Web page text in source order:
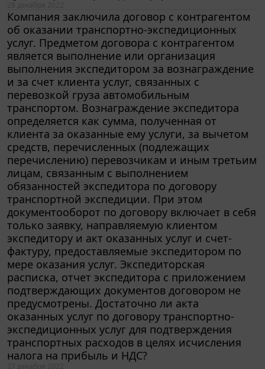
об оказании транспортно-экспедиционных
услуг. Предметом договора с контрагентом
является выполнение или организация
выполнения экспедитором за вознаграждение
и за счет клиента услуг, связанных с
перевозкой груза автомобильным
транспортом. Вознаграждение экспедитора
определяется как сумма, полученная от
клиента за оказанные ему услуги, за вычетом
средств, перечисленных (подлежащих
перечислению) перевозчикам и иным третьим
лицам, связанным с выполнением
обязанностей экспедитора по договору
транспортной экспедиции. При этом
документооборот по договору включает в себя
только заявку, направляемую клиентом
экспедитору и акт оказанных услуг и счет-
фактуру, предоставляемые экспедитором по
мере оказания услуг. Экспедиторская
расписка, отчет экспедитора с приложением
подтверждающих документов договором не
предусмотрены. Достаточно ли акта
оказанных услуг по договору транспортно-
экспедиционных услуг для подтверждения
транспортных расходов в целях исчисления
налога на прибыль и НДС?
27 декабря 2022